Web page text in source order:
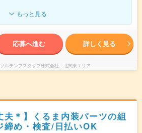
もっと見る
応募へ進む 詳しく見る
ルテンプスタッフ株式会社 北関東エリア
夫＊】くるま内装パーツの組
締め・検査/日払いOK